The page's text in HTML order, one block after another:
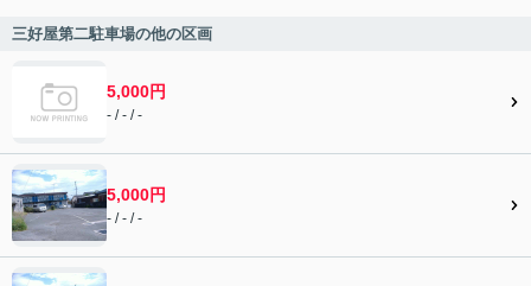
三好屋第二駐車場の他の区画
5,000円
- / - / -
5,000円
- / - / -